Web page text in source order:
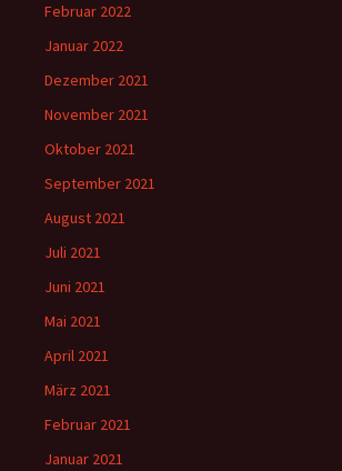
Februar 2022
Januar 2022
Dezember 2021
November 2021
Oktober 2021
September 2021
August 2021
Juli 2021
Juni 2021
Mai 2021
April 2021
März 2021
Februar 2021
Januar 2021